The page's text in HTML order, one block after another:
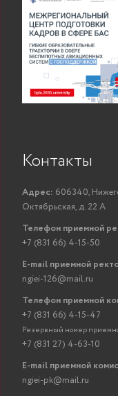
Контакты
Адрес: 606340,
Октябрьская, д. 22 А
Телефон приемной
+7 (831 66) 4-15-50
E-mail приемной
ngiei-126@mail.ru
Телефон приемной
+7 (831 66) 4-15-47
Резервный номер
+7 (831 27) 4-63-10
E-mail приемной
ngiei-pk@mail.ru